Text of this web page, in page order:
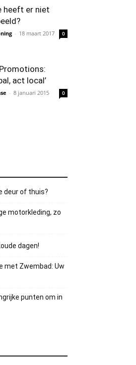
heeft er niet
- 18 maart 2017 0
act local’
- 8 januari 2015 0
deur of thuis?
motorkleding, zo
dagen!
met Zwembad: Uw
punten om in